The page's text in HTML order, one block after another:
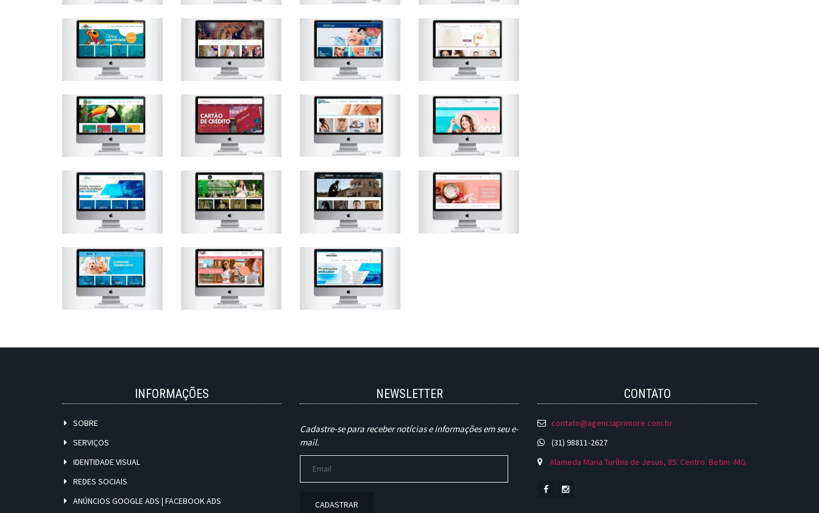
INFORMAÇÕES
SOBRE
SERVIÇOS
IDENTIDADE VISUAL
REDES SOCIAIS
ANÚNCIOS GOOGLE ADS | FACEBOOK ADS
NEWSLETTER
Cadastre-se para receber notícias e informações em seu e-
mail.
CADASTRAR
CONTATO
contato@agenciaprimore.com.br
(31) 98811-2627
Alameda Maria Turíbia de Jesus, 85. Centro. Betim -MG